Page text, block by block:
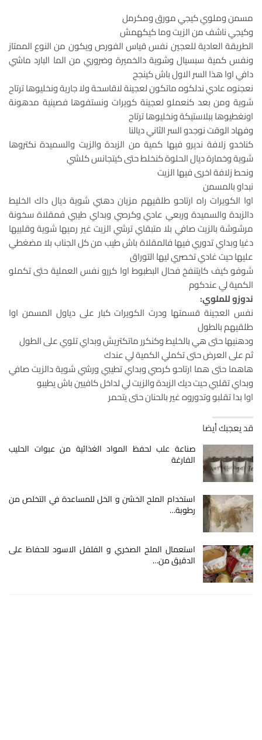
مسمن وملوي كيجي مورق ومكرمل
وكيجي ناشف من الزيت وما كيكهمش
الطريقة العادية للعجين نفس قياس الفورص ويكون من النوع الممتاز
ونفس كمية سبسيال وشوية دالخميرة وضروري من الما البارد ماشي
دافي اوا هذا السر الاول باش كينجح
نعجنوه عادي ندلكوه ماتكون لعجينة لاقاسحة ولا جارية ونخليوها ترتاح
شوية ومن بعد كنعملو لعجينة كويرات ونستفوها فصينية مدهونة
اونغطيوها ببلاستيكة ونخليوها ترتاح
وفهاد الوقت نوجدو السر الثاني ديالنا
كناخدو زلافة نديرو فيها كمية من الزبدة والزيت والسميدة نكتروها
شوية وخمارة ديال الحلوة كنخلط حتى كيتجانس كلشي
ونحط زلافة اخرى فيها الزيت
نبداو بالمسمن
اوا الكويرات راه ارتاحو طلقيهم مزيان دهني شوية ديال داك الخليط
دالزبدة والسميدة وربعي عادي وكرصي وبداي طيبي فمقلاة سخونة
مرشوشة بالزيت صافي بلا متبقاي ترشي الزيت غير رميها شوية وقلبيها
دغيا وبداي تدوري فيها فالمقلاة باش طيب من كل الجناب بلا مضغطي
عليها حيت غادي تخصري ليها التوراق
شوفو كيف كايتنفخ فحال البطبوط اوا كررو نفس العملية حتى تكملو
الكمية لي عندكوم
ندوزو للملوي:
نفس العجينة قسمتها ودرت الكويرات كبار على دياول المسمن اوا
طلقيهم بالطول
ودهنيها حتى هي بالخليط وكنكرر ماتكتريش وبداي تلوي على الطول
ثم على العرض حتى تكملي الكمية لي عندك
هاهما حتى هما ارتاحو كرصي وبداي تطيبي ورشي شوية دالزيت صافي
وبداي تقلبي حيت ديك الزبدة والزيت لي لداخل كافيين باش يطيبو
اوا بدا تقلبو وتدوروه غير بالحنان حتى يتحمر
قد يعجبك أيضا
صناعة علب لحفظ المواد الغذائية من عبوات الحليب
الفارغة
استخدام الملح الخشن و الخل للمساعدة في التخلص من
رطوبة…
استعمال الملح الصخري و الفلفل الاسود للحفاظ على
الدقيق من…